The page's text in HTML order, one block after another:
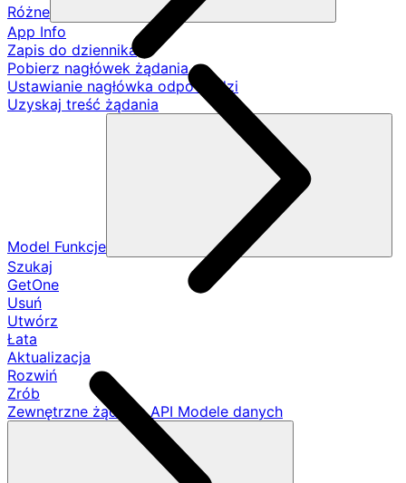
Różne
App Info
Zapis do dziennika
Pobierz nagłówek żądania
Ustawianie nagłówka odpowiedzi
Uzyskaj treść żądania
Model Funkcje
Szukaj
GetOne
Usuń
Utwórz
Łata
Aktualizacja
Rozwiń
Zrób
Zewnętrzne żądania API Modele danych